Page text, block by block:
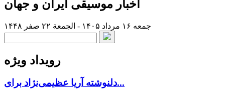
اخبار موسیقی ایران و جهان
جمعه ۱۶ مرداد ۱۴۰۵ - الجمعة ۲۲ صفر ۱۴۴۸
رویداد ویژه
دلنوشته آریا عظیمی‌نژاد برای...